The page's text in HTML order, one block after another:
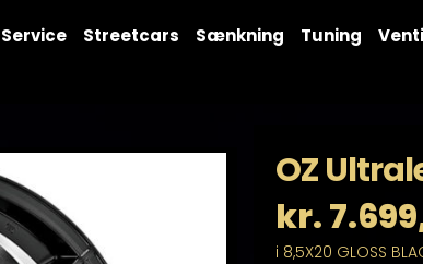
Service Streetcars Sænkning Tuning
OZ
kr.
i 8,5X20 GLOSS